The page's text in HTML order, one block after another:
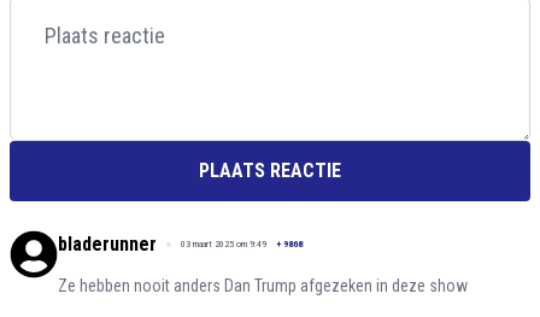
PLAATS REACTIE
bladerunner 03 maart 2025 om 9:49 + 9868
Ze hebben nooit anders Dan Trump afgezeken in deze show